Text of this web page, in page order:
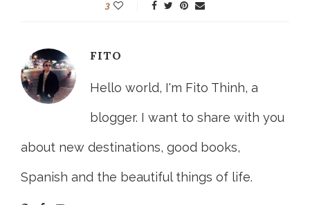
3
FITO
Hello world, I'm Fito Thinh, a
blogger. I want to share with you
about new destinations, good books,
Spanish and the beautiful things of life.